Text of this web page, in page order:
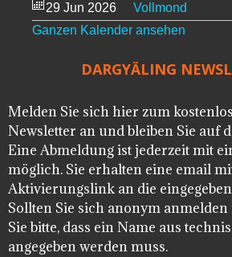
29 Jun 2026
Vollmond
Ganzen Kalender ansehen
DARGYÄLING
Melden Sie sich hier zum
Newsletter an und bleiben Sie auf
Eine Abmeldung ist jederzeit mit
möglich. Sie erhalten eine email
Aktivierungslink an die
Sollten Sie sich anonym
Sie bitte, dass ein Name aus
angegeben werden muss.